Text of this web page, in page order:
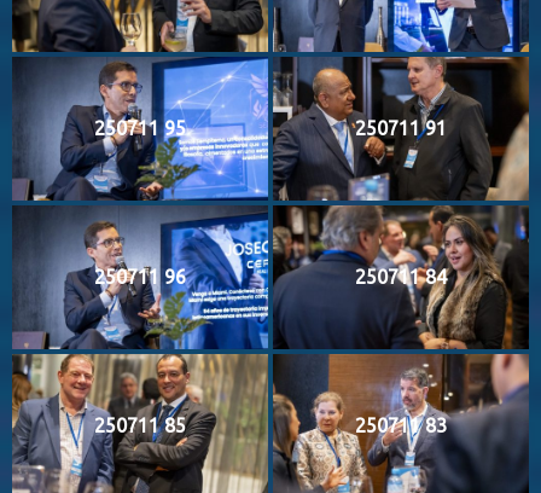
250711 95 250711 91
250711 96 250711 84
250711 85 250711 83